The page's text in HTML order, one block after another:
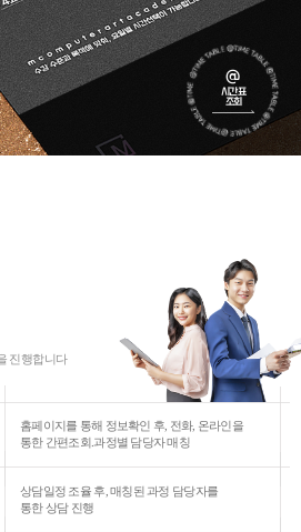
@
시간표
조회
진행합니다
홈페이지를 통해 정보확인 후, 전화, 온라인을
통한 간편조회.과정별 담당자 매칭
상담일정 조율 후, 매칭된 과정 담당자를
통한 상담 진행